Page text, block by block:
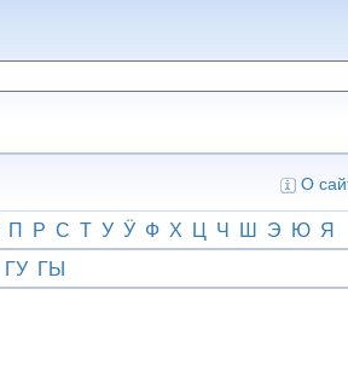
О
П Р С Т У Ӱ Ф Х Ц Ч Ш Э Ю Я
ГУ ГЫ